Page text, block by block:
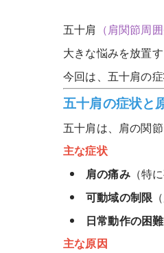
五十肩 （肩関節周囲
大きな悩みを放置
今回は、五十肩の
五十肩の症状と
五十肩は、肩の関
主な症状
肩の痛み（特
可動域の制限
日常動作の困難
主な原因